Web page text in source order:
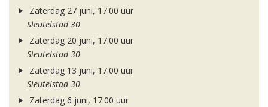
Zaterdag 27 juni, 17.00 uur
Sleutelstad 30
Zaterdag 20 juni, 17.00 uur
Sleutelstad 30
Zaterdag 13 juni, 17.00 uur
Sleutelstad 30
Zaterdag 6 juni, 17.00 uur